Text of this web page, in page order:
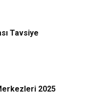
Tavsiye
2025